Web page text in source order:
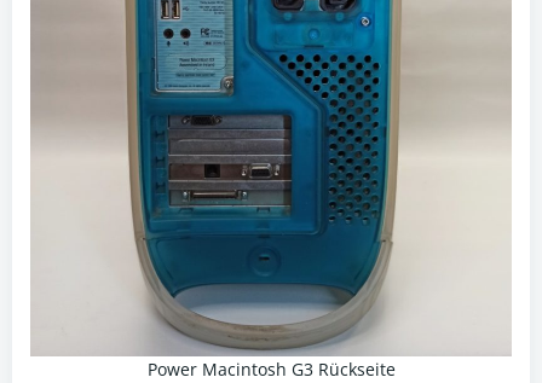
Power Macintosh G3 Rückseite